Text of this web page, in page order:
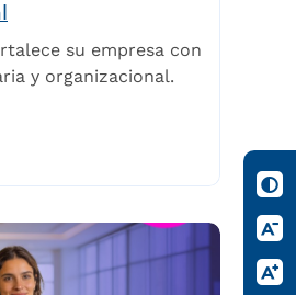
su empresa con
y organizacional.